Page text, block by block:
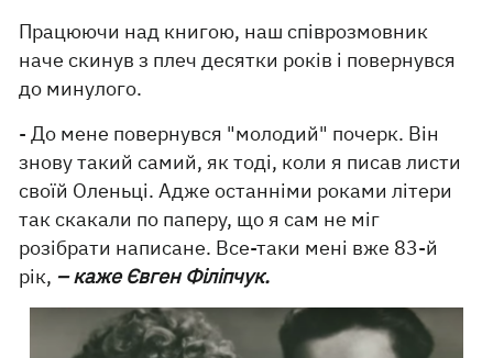
Працюючи над книгою, наш співрозмовник
наче скинув з плеч десятки років і повернувся
до минулого.
- До мене повернувся "молодий" почерк. Він
знову такий самий, як тоді, коли я писав листи
своїй Оленьці. Адже останніми роками літери
так скакали по паперу, що я сам не міг
розібрати написане. Все-таки мені вже 83-й
рік, – каже Євген Філіпчук.